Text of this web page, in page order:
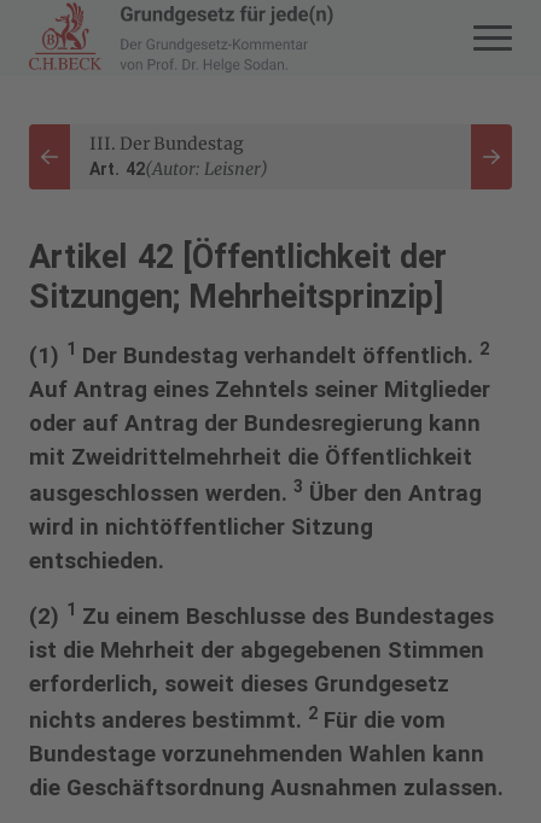
Zur Startseite navigieren
Zurück
III. Der Bundestag
Art. 42(Autor: Leisner)
Artikel 42 [Öffentlichkeit der
Sitzungen; Mehrheitsprinzip]
(1) 1 Der Bundestag verhandelt öffentlich. 2
Auf Antrag eines Zehntels seiner Mitglieder
oder auf Antrag der Bundesregierung kann
mit Zweidrittelmehrheit die Öffentlichkeit
ausgeschlossen werden. 3 Über den Antrag
wird in nichtöffentlicher Sitzung
entschieden.
(2) 1 Zu einem Beschlusse des Bundestages
ist die Mehrheit der abgegebenen Stimmen
erforderlich, soweit dieses Grundgesetz
nichts anderes bestimmt. 2 Für die vom
Bundestage vorzunehmenden Wahlen kann
die Geschäftsordnung Ausnahmen zulassen.